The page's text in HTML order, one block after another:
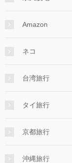
Amazon
ネコ
台湾旅行
タイ旅行
京都旅行
沖縄旅行